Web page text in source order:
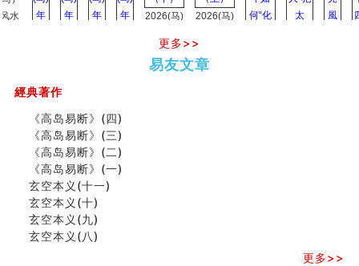
刘燮鈞讲人相 手相论财运
同年同月同日同时同地生命运为何却完全不同？
商舖大門的風水原則 (上)
家居常見風水形煞及化解方法 (三)
天要下雨娘要嫁人
预测开店怎么样
口相與命運
六爻測住宅風水 (五)
一篇文章解答八字命理所有困惑
汽车风水
姓名字义玄机藏凶吉
二0
二
六
(马)
二○
二
六
(马)
二○
二
六
(马)
2026(马)
（下）
2026(马)
势概述
（上）
風
更多>>
易友文章
經典著作
《高岛易断》(四)
《高岛易断》(三)
《高岛易断》(二)
《高岛易断》(一)
玄空本义(十一)
玄空本义(十)
玄空本义(九)
玄空本义(八)
更多>>